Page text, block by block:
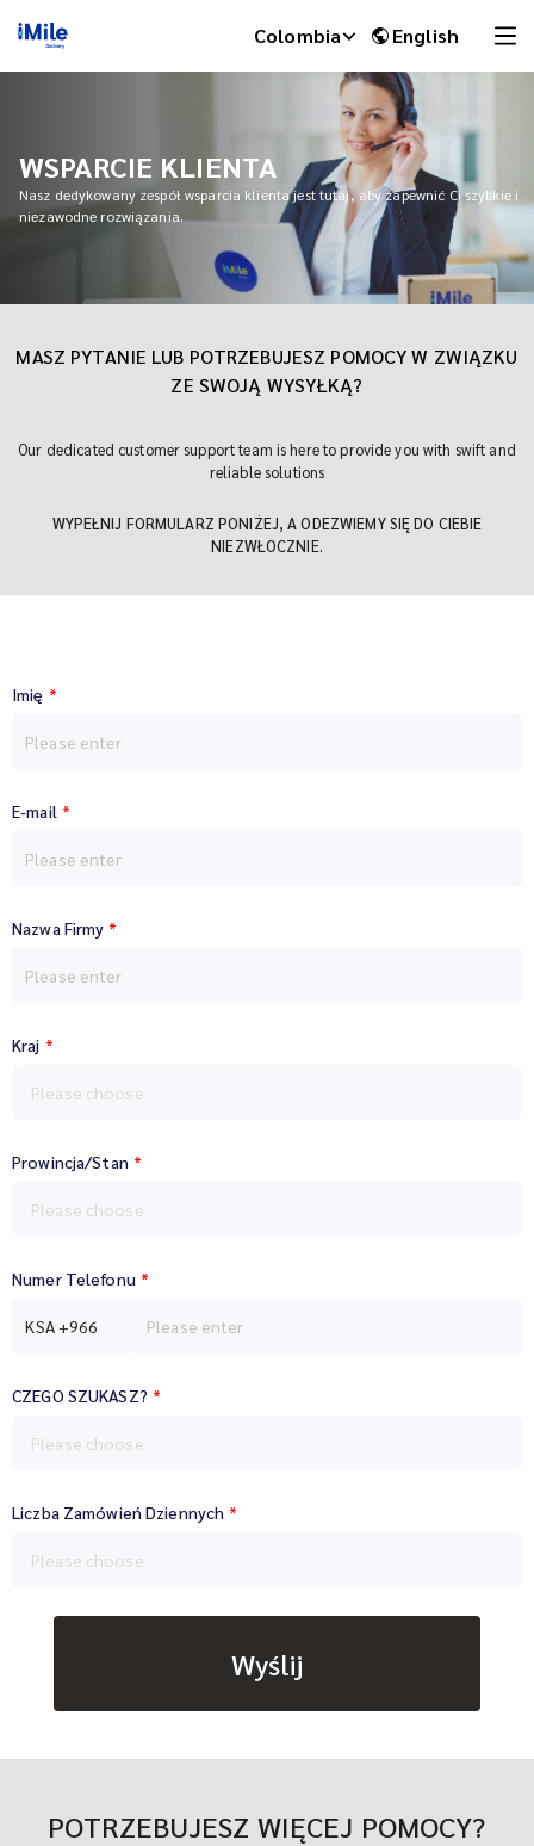
Colombia English
WSPARCIE KLIENTA
Nasz dedykowany zespół wsparcia klienta jest tutaj, aby zapewnić Ci szybkie i
niezawodne rozwiązania.
MASZ PYTANIE LUB POTRZEBUJESZ POMOCY W ZWIĄZKU
ZE SWOJĄ WYSYŁKĄ?
Our dedicated customer support team is here to provide you with swift and
reliable solutions
WYPEŁNIJ FORMULARZ PONIŻEJ, A ODEZWIEMY SIĘ DO CIEBIE
NIEZWŁOCZNIE.
Imię *
E-mail *
Nazwa Firmy *
Kraj *
Please choose
Prowincja/Stan *
Please choose
Numer Telefonu *
KSA+966
CZEGO SZUKASZ? *
Please choose
Liczba Zamówień Dziennych *
Please choose
Wyślij
POTRZEBUJESZ WIĘCEJ POMOCY?